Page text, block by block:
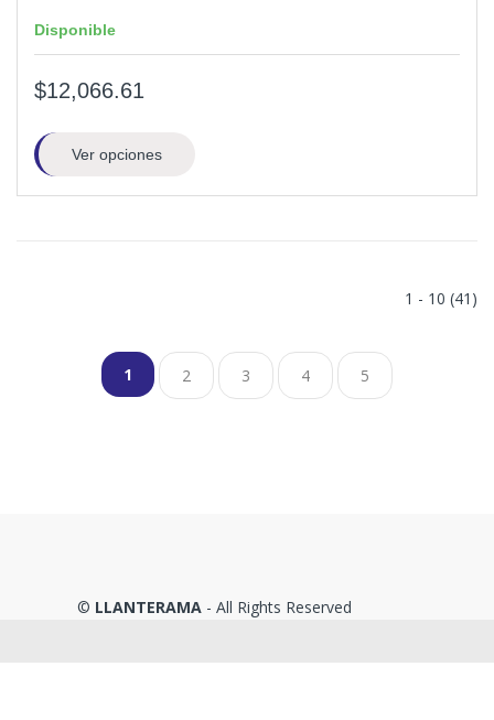
Disponible
$12,066.61
Ver opciones
1 - 10 (41)
1 2 3 4 5
© LLANTERAMA - All Rights Reserved